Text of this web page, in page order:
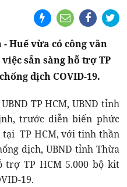
Huế vừa có công văn
sẵn sàng hỗ trợ TP
dịch COVID-19.
TP HCM, UBND tỉnh
trước diễn biến phức
tại TP HCM, với tinh thần
dịch, UBND tỉnh Thừa
trợ TP HCM 5.000 bộ kit
19.